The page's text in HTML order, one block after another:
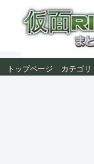
トップページ カテゴリ